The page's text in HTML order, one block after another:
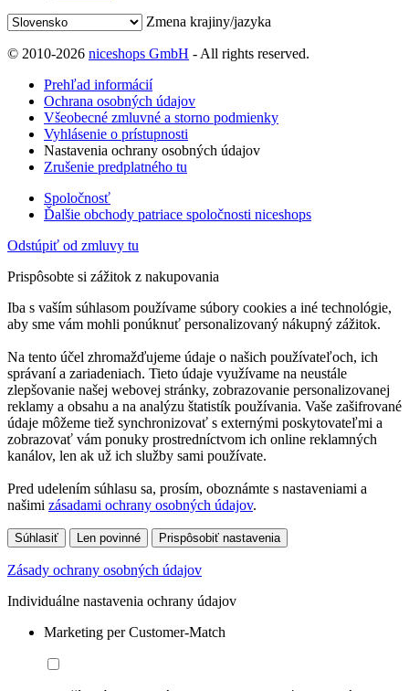
Zmena krajiny/jazyka
© 2010-2026 niceshops GmbH - All rights reserved.
Prehľad informácií
Ochrana osobných údajov
Všeobecné zmluvné a storno podmienky
Vyhlásenie o prístupnosti
Nastavenia ochrany osobných údajov
Zrušenie predplatného tu
Spoločnosť
Ďalšie obchody patriace spoločnosti niceshops
Odstúpiť od zmluvy tu
Prispôsobte si zážitok z nakupovania
Iba s vaším súhlasom používame súbory cookies a iné technológie,
aby sme vám mohli ponúknuť personalizovaný nákupný zážitok.
Na tento účel zhromažďujeme údaje o našich používateľoch, ich
správaní a zariadeniach. Tieto údaje využívame na neustále
zlepšovanie našej webovej stránky, zobrazovanie personalizovanej
reklamy a obsahu a na analýzu štatistík používania. Vaše zašifrované
údaje môžeme tiež synchronizovať s externými poskytovateľmi a
zobrazovať vám ponuky prostredníctvom ich online reklamných
kanálov, len ak už ich služby sami používate.
Pred udelením súhlasu sa, prosím, oboznámte s nastaveniami a
našimi zásadami ochrany osobných údajov.
Súhlasiť Len povinné Prispôsobiť nastavenia
Zásady ochrany osobných údajov
Individuálne nastavenia ochrany údajov
Marketing per Customer-Match